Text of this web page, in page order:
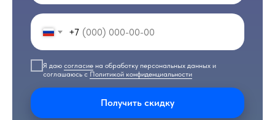
+7
Я даю согласие на обработку персональных данных и
соглашаюсь с Политикой конфиденциальности
Получить скидку